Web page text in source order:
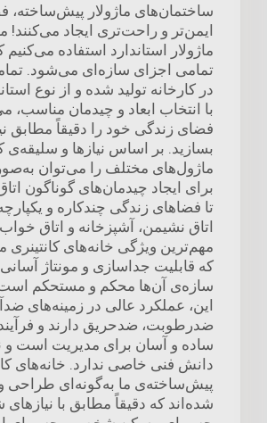
ساختمان‌های ماژولار پیش‌ساخته،
ایمن‌تر و راحت‌تری ایجاد می‌کنند!
ماژولار استاندارد استفاده
تمامی اجزای سازه‌ای می‌شود.
در کارخانه تولید شده و از نوع
با انتخاب ابعاد و چیدمان مناسب،
فضای زندگی خود را دقیقاً مطابق
بسازید. بر اساس نیازها و سلیقه‌ی
ماژول‌های مختلف را می‌توان
برای ایجاد چیدمان‌های گوناگون
تا فضاهای زندگی چندکاره و
اتاق نشیمن، آشپزخانه و اتاق
مهم‌ترین ویژگی خانه‌های کانتینری
که قابلیت جداسازی و مونتاژ آسانی
سازه‌ی آن‌ها محکم و مستحکم است؛
این، عملکرد عالی در زمینه‌های
ضدرطوبت، ضدحریق دارند و فرآیند
ساده و آسان برای مدیریت است و
دانش فنی خاصی ندارد. خانه‌های
پیش‌ساخته‌ی ما به‌گونه‌ای طراحی
شده‌اند که دقیقاً مطابق با نیازهای